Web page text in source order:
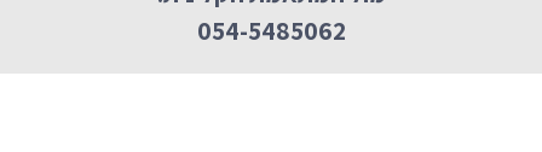
054-5485062